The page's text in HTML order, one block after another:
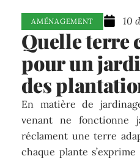
AMÉNAGEMENT 10
Quelle terre
pour un
des
En matière de
venant ne fonctionne
réclament une terre
chaque plante